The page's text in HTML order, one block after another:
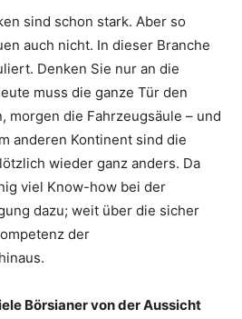
sind schon stark. Aber so
auch nicht. In dieser Branche
Denken Sie nur an die
muss die ganze Tür den
morgen die Fahrzeugsäule – und
anderen Kontinent sind die
wieder ganz anders. Da
viel Know-how bei der
dazu; weit über die sicher
der
Börsianer von der Aussicht